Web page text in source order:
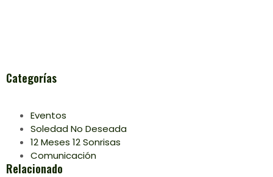
Categorías
Eventos
Soledad No Deseada
12 Meses 12 Sonrisas
Comunicación
Relacionado